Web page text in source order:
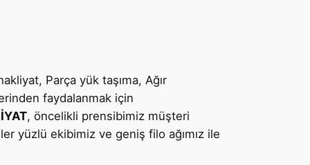
Parça yük taşıma, Ağır
faydalanmak için
, öncelikli prensibimiz müşteri
yüzlü ekibimiz ve geniş filo ağımız ile